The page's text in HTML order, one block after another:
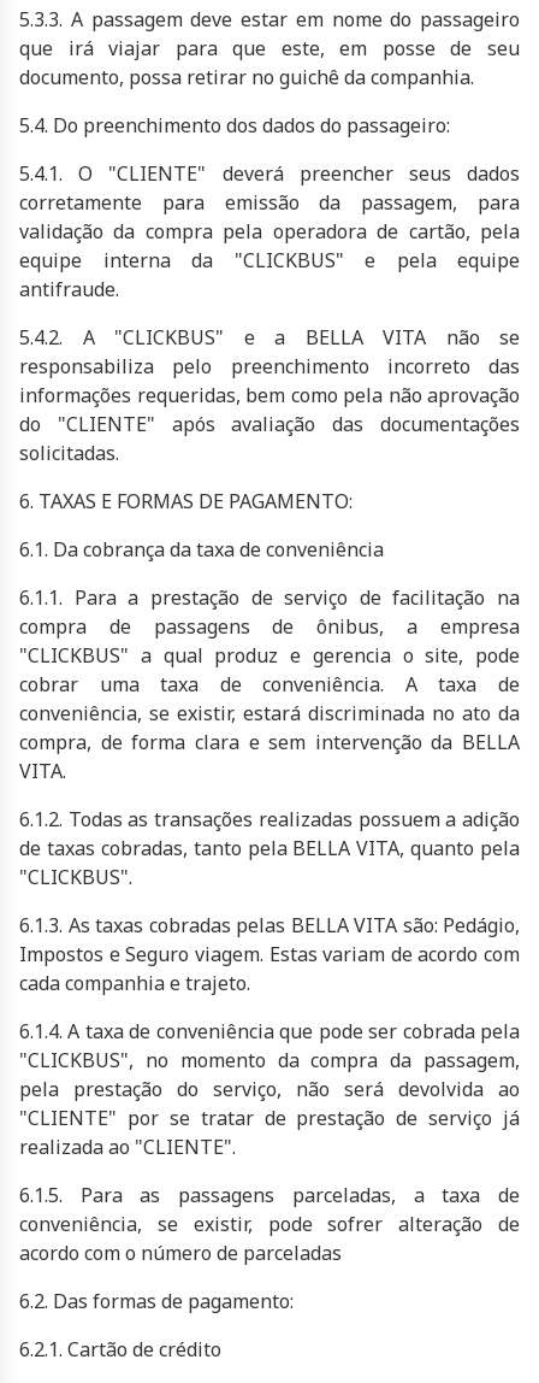
5.3.3. A passagem deve estar em nome do passageiro
que irá viajar para que este, em posse de seu
documento, possa retirar no guichê da companhia.
5.4. Do preenchimento dos dados do passageiro:
5.4.1. O "CLIENTE" deverá preencher seus dados
corretamente para emissão da passagem, para
validação da compra pela operadora de cartão, pela
equipe interna da "CLICKBUS" e pela equipe
antifraude.
5.4.2. A "CLICKBUS" e a BELLA VITA não se
responsabiliza pelo preenchimento incorreto das
informações requeridas, bem como pela não aprovação
do "CLIENTE" após avaliação das documentações
solicitadas.
6. TAXAS E FORMAS DE PAGAMENTO:
6.1. Da cobrança da taxa de conveniência
6.1.1. Para a prestação de serviço de facilitação na
compra de passagens de ônibus, a empresa
"CLICKBUS" a qual produz e gerencia o site, pode
cobrar uma taxa de conveniência. A taxa de
conveniência, se existir, estará discriminada no ato da
compra, de forma clara e sem intervenção da BELLA
VITA.
6.1.2. Todas as transações realizadas possuem a adição
de taxas cobradas, tanto pela BELLA VITA, quanto pela
"CLICKBUS".
6.1.3. As taxas cobradas pelas BELLA VITA são: Pedágio,
Impostos e Seguro viagem. Estas variam de acordo com
cada companhia e trajeto.
6.1.4. A taxa de conveniência que pode ser cobrada pela
"CLICKBUS", no momento da compra da passagem,
pela prestação do serviço, não será devolvida ao
"CLIENTE" por se tratar de prestação de serviço já
realizada ao "CLIENTE".
6.1.5. Para as passagens parceladas, a taxa de
conveniência, se existir, pode sofrer alteração de
acordo com o número de parceladas
6.2. Das formas de pagamento:
6.2.1. Cartão de crédito